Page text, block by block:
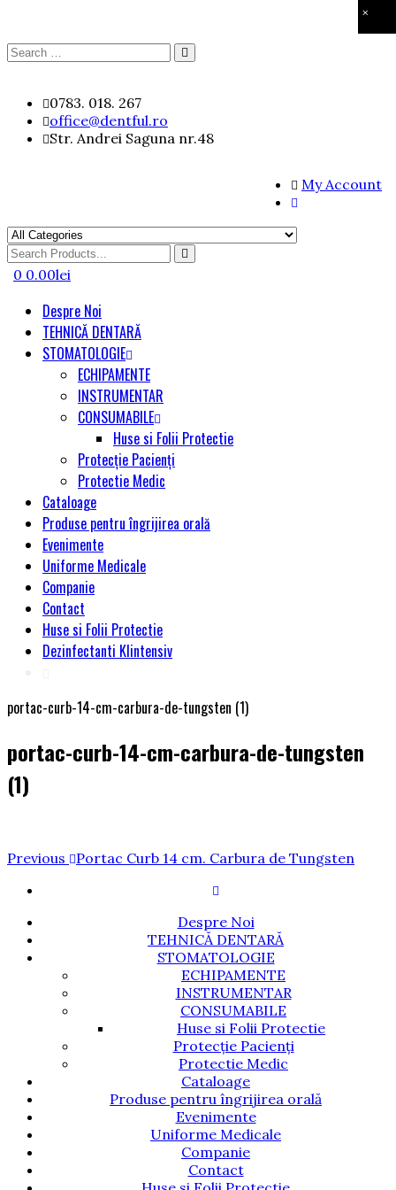
×
Search
content
0783. 018. 267
office@dentful.ro
Str. Andrei Saguna nr.48
My Account
Search
for
0 0.00lei
Despre Noi
TEHNICĂ DENTARĂ
STOMATOLOGIE
ECHIPAMENTE
INSTRUMENTAR
CONSUMABILE
Huse si Folii Protectie
Protecție Pacienți
Protectie Medic
Cataloage
Produse pentru îngrijirea orală
Evenimente
Uniforme Medicale
Companie
Contact
Huse si Folii Protectie
Dezinfectanti Klintensiv
portac-curb-14-cm-carbura-de-tungsten (1)
portac-curb-14-cm-carbura-de-tungsten
(1)
Navigare
articole
Previous
Previous Portac Curb 14 cm. Carbura de Tungsten
Despre Noi
TEHNICĂ DENTARĂ
STOMATOLOGIE
ECHIPAMENTE
INSTRUMENTAR
CONSUMABILE
Huse si Folii Protectie
Protecție Pacienți
Protectie Medic
Cataloage
Produse pentru îngrijirea orală
Evenimente
Uniforme Medicale
Companie
Contact